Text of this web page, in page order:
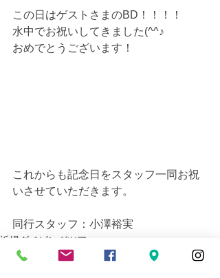
この日はゲストさまのBD！！！！
水中でお祝いしてきました(^^♪
おめでとうございます！
これからも記念日をスタッフ一同お祝
いさせていただきます。
同行スタッフ：小澤裕実
近場ダイビングツアー